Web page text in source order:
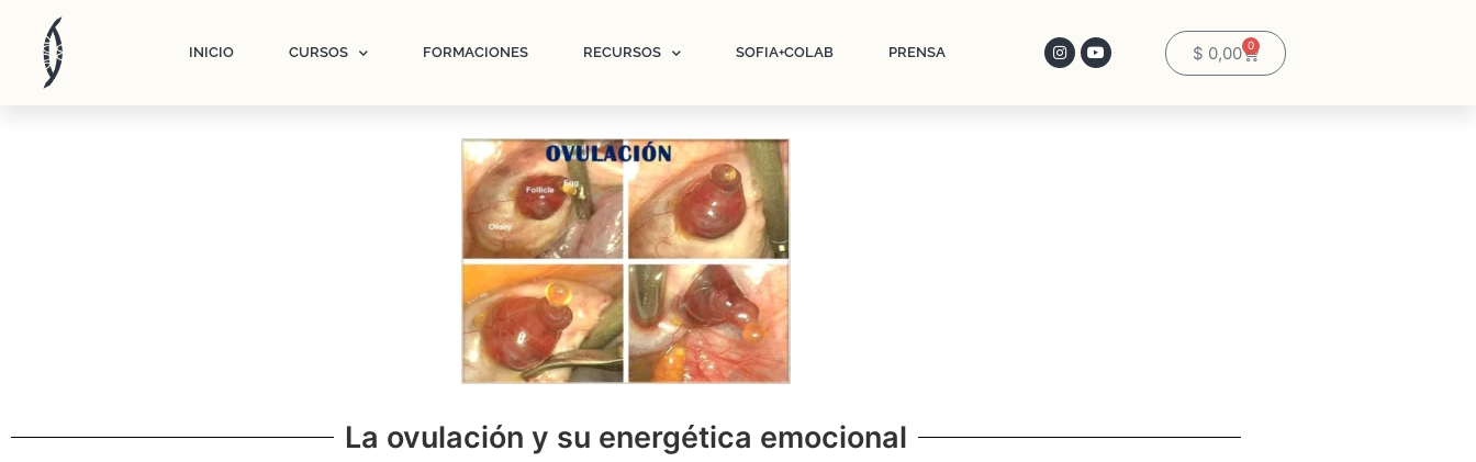
INICIO CURSOS FORMACIONES RECURSOS SOFIA+COLAB PRENSA $ 0,00 0
La ovulación y su energética emocional